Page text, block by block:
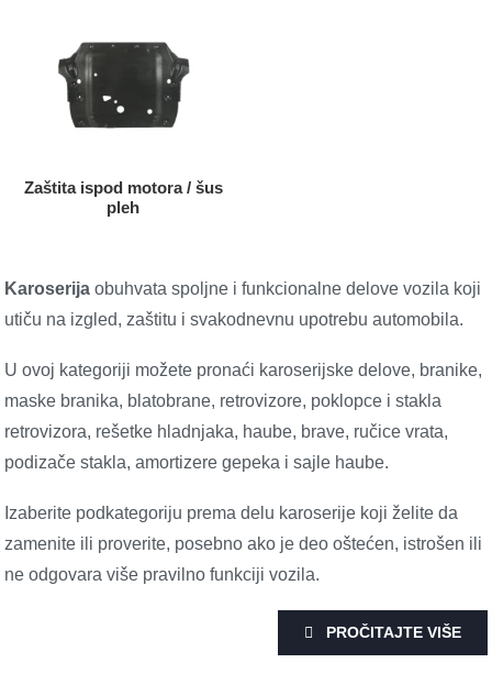
Zaštita ispod motora / šus
pleh
Karoserija obuhvata spoljne i funkcionalne delove vozila koji
utiču na izgled, zaštitu i svakodnevnu upotrebu automobila.
U ovoj kategoriji možete pronaći karoserijske delove, branike,
maske branika, blatobrane, retrovizore, poklopce i stakla
retrovizora, rešetke hladnjaka, haube, brave, ručice vrata,
podizače stakla, amortizere gepeka i sajle haube.
Izaberite podkategoriju prema delu karoserije koji želite da
zamenite ili proverite, posebno ako je deo oštećen, istrošen ili
ne odgovara više pravilno funkciji vozila.
PROČITAJTE VIŠE